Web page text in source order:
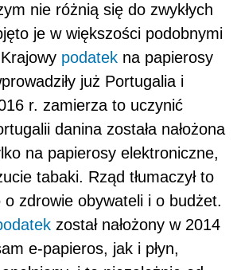
nie różnią się do zwykłych
je w większości podobnymi
podatek na papierosy
już Portugalia i
r. zamierza to uczynić
danina została nałożona
na papierosy elektroniczne,
tabaki. Rząd tłumaczył to
zdrowie obywateli i o budżet.
został nałożony w 2014
e-papieros, jak i płyn,